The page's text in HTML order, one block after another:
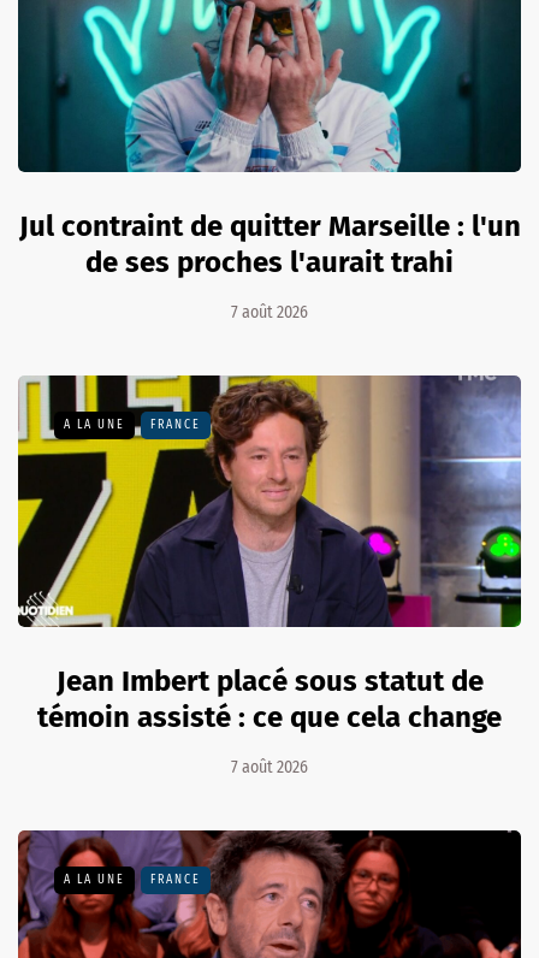
Jul contraint de quitter Marseille : l'un
de ses proches l'aurait trahi
7 août 2026
A LA UNE FRANCE
Jean Imbert placé sous statut de
témoin assisté : ce que cela change
7 août 2026
A LA UNE FRANCE